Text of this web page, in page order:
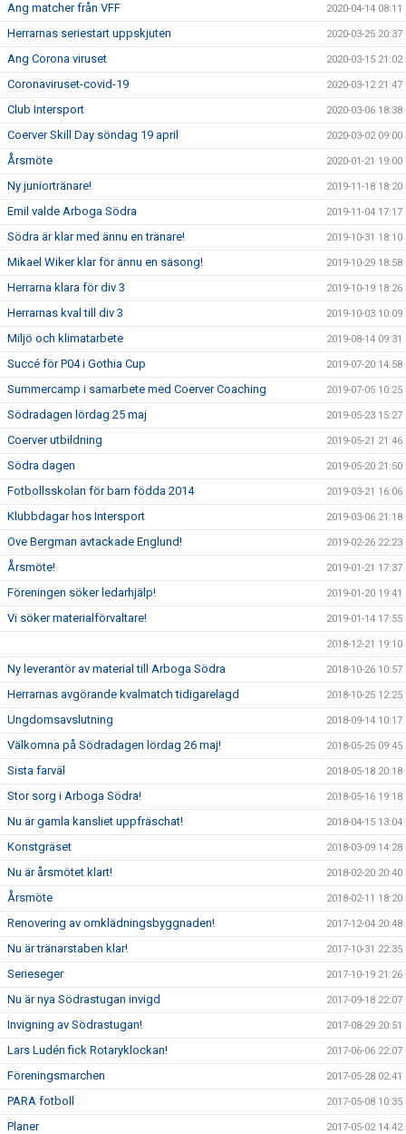
Ang matcher från VFF 2020-04-14 08:11
Herrarnas seriestart uppskjuten 2020-03-25 20:37
Ang Corona viruset 2020-03-15 21:02
Coronaviruset-covid-19 2020-03-12 21:47
Club Intersport 2020-03-06 18:38
Coerver Skill Day söndag 19 april 2020-03-02 09:00
Årsmöte 2020-01-21 19:00
Ny juniortränare! 2019-11-18 18:20
Emil valde Arboga Södra 2019-11-04 17:17
Södra är klar med ännu en tränare! 2019-10-31 18:10
Mikael Wiker klar för ännu en säsong! 2019-10-29 18:58
Herrarna klara för div 3 2019-10-19 18:26
Herrarnas kval till div 3 2019-10-03 10:09
Miljö och klimatarbete 2019-08-14 09:31
Succé för P04 i Gothia Cup 2019-07-20 14:58
Summercamp i samarbete med Coerver Coaching 2019-07-05 10:25
Södradagen lördag 25 maj 2019-05-23 15:27
Coerver utbildning 2019-05-21 21:46
Södra dagen 2019-05-20 21:50
Fotbollsskolan för barn födda 2014 2019-03-21 16:06
Klubbdagar hos Intersport 2019-03-06 21:18
Ove Bergman avtackade Englund! 2019-02-26 22:23
Årsmöte! 2019-01-21 17:37
Föreningen söker ledarhjälp! 2019-01-20 19:41
Vi söker materialförvaltare! 2019-01-14 17:55
2018-12-21 19:10
Ny leverantör av material till Arboga Södra 2018-10-26 10:57
Herrarnas avgörande kvalmatch tidigarelagd 2018-10-25 12:25
Ungdomsavslutning 2018-09-14 10:17
Välkomna på Södradagen lördag 26 maj! 2018-05-25 09:45
Sista farväl 2018-05-18 20:18
Stor sorg i Arboga Södra! 2018-05-16 19:18
Nu är gamla kansliet uppfräschat! 2018-04-15 13:04
Konstgräset 2018-03-09 14:28
Nu är årsmötet klart! 2018-02-20 20:40
Årsmöte 2018-02-11 18:20
Renovering av omklädningsbyggnaden! 2017-12-04 20:48
Nu är tränarstaben klar! 2017-10-31 22:35
Serieseger 2017-10-19 21:26
Nu är nya Södrastugan invigd 2017-09-18 22:07
Invigning av Södrastugan! 2017-08-29 20:51
Lars Ludén fick Rotaryklockan! 2017-06-06 22:07
Föreningsmarchen 2017-05-28 02:41
PARA fotboll 2017-05-08 10:35
Planer 2017-05-02 14:42